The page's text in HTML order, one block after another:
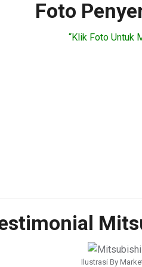
Foto
“Klik Foto Untuk
Ilustrasi By